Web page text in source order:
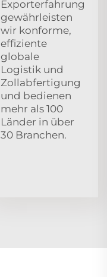
Exporterfahrung
gewährleisten
wir konforme,
effiziente
globale
Logistik und
Zollabfertigung
und bedienen
mehr als 100
Länder in über
30 Branchen.